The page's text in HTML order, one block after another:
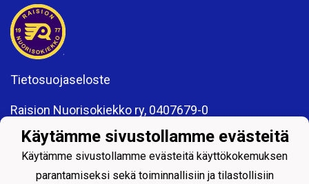
Tietosuojaseloste
Raision Nuorisokiekko ry, 0407679-0
21200 Raisio
www.rnk.fi
toimisto@rnk.fi
Käytämme sivustollamme evästeitä
Käytämme sivustollamme evästeitä käyttökokemuksen
parantamiseksi sekä toiminnallisiin ja tilastollisiin